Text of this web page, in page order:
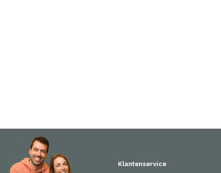
Klantenservice